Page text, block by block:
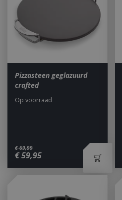
Pizzasteen geglazuurd
crafted
€ 69,99
€59,95
Op voorraad